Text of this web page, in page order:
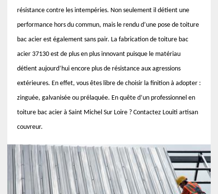
résistance contre les intempéries. Non seulement il détient une
performance hors du commun, mais le rendu d’une pose de toiture
bac acier est également sans pair. La fabrication de toiture bac
acier 37130 est de plus en plus innovant puisque le matériau
détient aujourd’hui encore plus de résistance aux agressions
extérieures. En effet, vous êtes libre de choisir la finition à adopter :
zinguée, galvanisée ou prélaquée. En quête d’un professionnel en
toiture bac acier à Saint Michel Sur Loire ? Contactez Louiti artisan
couvreur.